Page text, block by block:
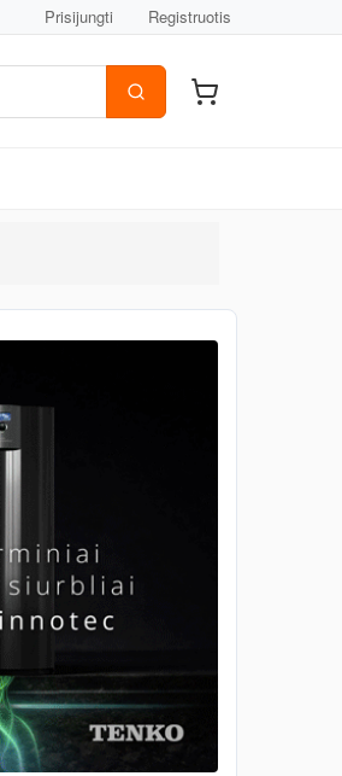
Prisijungti Registruotis